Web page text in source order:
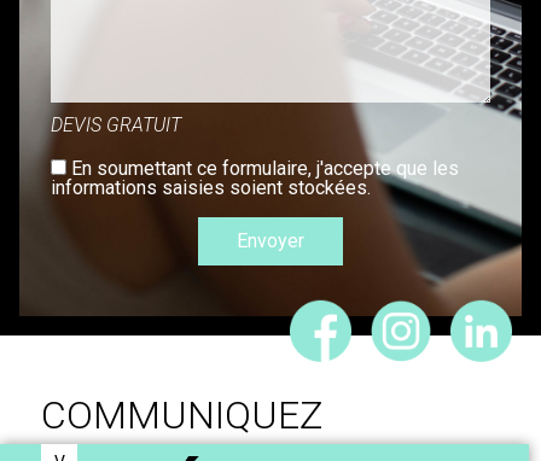
DEVIS GRATUIT
En soumettant ce formulaire, j'accepte que les
informations saisies soient stockées.
COMMUNIQUEZ